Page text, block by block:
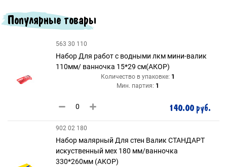
Популярные товары
563 30 110
Набор Для работ с водными лкм мини-валик
110мм/ ванночка 15*29 см(АКОР)
Количество в упаковке: 1
Мин. партия: 1
140.00 руб.
902 02 180
Набор малярный Для стен Валик СТАНДАРТ
искуственный мех 180 мм/ванночка
330*260мм (АКОР)